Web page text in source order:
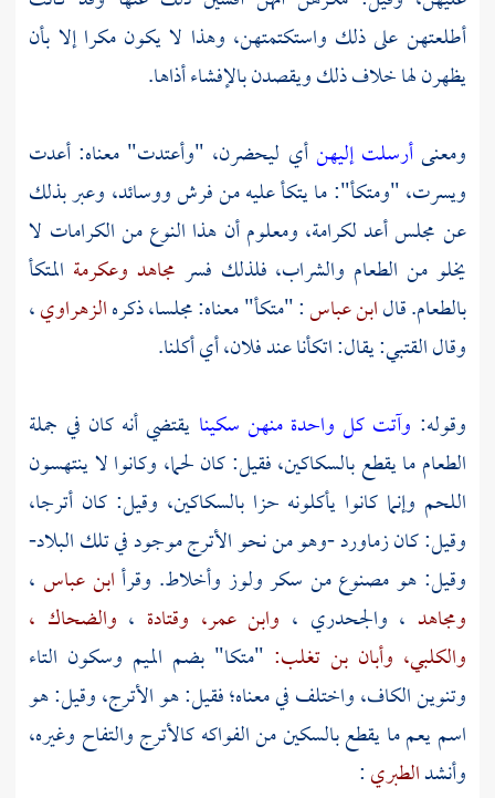
أطلعتهن على ذلك واستكتمتهن، وهذا لا يكون مكرا إلا بأن
يظهرن لها خلاف ذلك ويقصدن بالإفشاء أذاها.
ومعنىأرسلت إليهنأي ليحضرن، "وأعتدت" معناه: أعدت
ويسرت، "ومتكأ": ما يتكأ عليه من فرش ووسائد، وعبر بذلك
عن مجلس أعد لكرامة، ومعلوم أن هذا النوع من الكرامات لا
يخلو من الطعام والشراب، فلذلك فسر مجاهد وعكرمة المتكأ
بالطعام. قالابن عباس: "متكأ" معناه: مجلسا، ذكرهالزهراوي،
وقالالقتبي:يقال: اتكأنا عند فلان، أي أكلنا.
وقوله: وآتت كل واحدة منهن سكينا يقتضي أنه كان في جملة
الطعام ما يقطع بالسكاكين، فقيل: كان لحما، وكانوا لا ينتهسون
اللحم وإنما كانوا يأكلونه حزا بالسكاكين، وقيل: كان أترجا،
وقيل: كان زماورد -وهو من نحو الأترج موجود في تلك البلاد-
وقيل: هو مصنوع من سكر ولوز وأخلاط. وقرأابن عباس ،
ومجاهد ، والجحدري ، وابن عمر، وقتادة ، والضحاك ،
والكلبي، وأبان بن تغلب: "متكا" بضم الميم وسكون التاء
وتنوين الكاف، واختلف في معناه؛ فقيل: هو الأترج، وقيل: هو
اسم يعم ما يقطع بالسكين من الفواكه كالأترج والتفاح وغيره،
وأنشدالطبري: